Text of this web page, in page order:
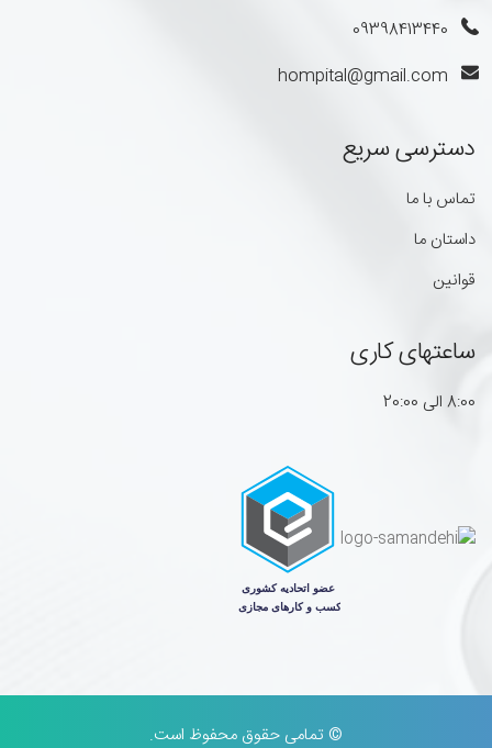
09398413440
hompital@gmail.com
دسترسی سریع
تماس با ما
داستان ما
قوانین
ساعتهای کاری
8:00 الی 20:00
© تمامی حقوق محفوظ است.